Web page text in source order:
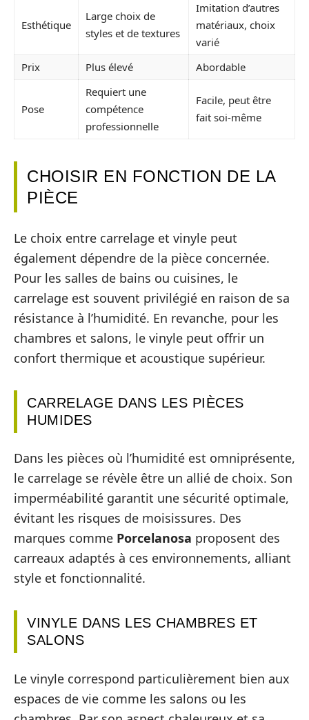
Esthétique
Large choix de
styles et de textures
Imitation d’autres
matériaux, choix
varié
Prix
Plus élevé Abordable
Pose
Requiert une
compétence
professionnelle
Facile, peut être
fait soi-même
CHOISIR EN FONCTION DE LA
PIÈCE
Le choix entre carrelage et vinyle peut
également dépendre de la pièce concernée.
Pour les salles de bains ou cuisines, le
carrelage est souvent privilégié en raison de sa
résistance à l’humidité. En revanche, pour les
chambres et salons, le vinyle peut offrir un
confort thermique et acoustique supérieur.
CARRELAGE DANS LES PIÈCES
HUMIDES
Dans les pièces où l’humidité est omniprésente,
le carrelage se révèle être un allié de choix. Son
imperméabilité garantit une sécurité optimale,
évitant les risques de moisissures. Des
marques comme Porcelanosa proposent des
carreaux adaptés à ces environnements, alliant
style et fonctionnalité.
VINYLE DANS LES CHAMBRES ET
SALONS
Le vinyle correspond particulièrement bien aux
espaces de vie comme les salons ou les